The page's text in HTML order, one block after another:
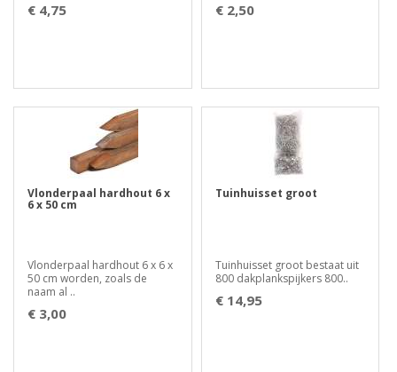
€ 4,75 € 2,50
Vlonderpaal hardhout 6 x
6 x 50 cm
Vlonderpaal hardhout 6 x 6 x
50 cm worden, zoals de
naam al ..
€ 3,00
Tuinhuisset groot
Tuinhuisset groot bestaat uit
800 dakplankspijkers 800..
€ 14,95